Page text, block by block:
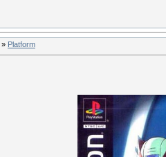
» Platform